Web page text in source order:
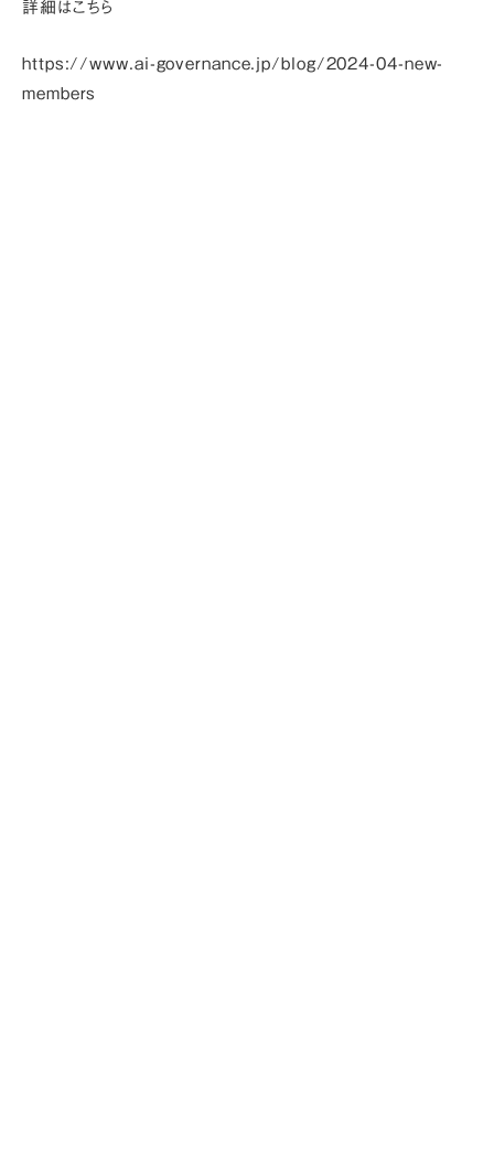
詳細はこちら
https://www.ai-governance.jp/blog/2024-04-new-
members